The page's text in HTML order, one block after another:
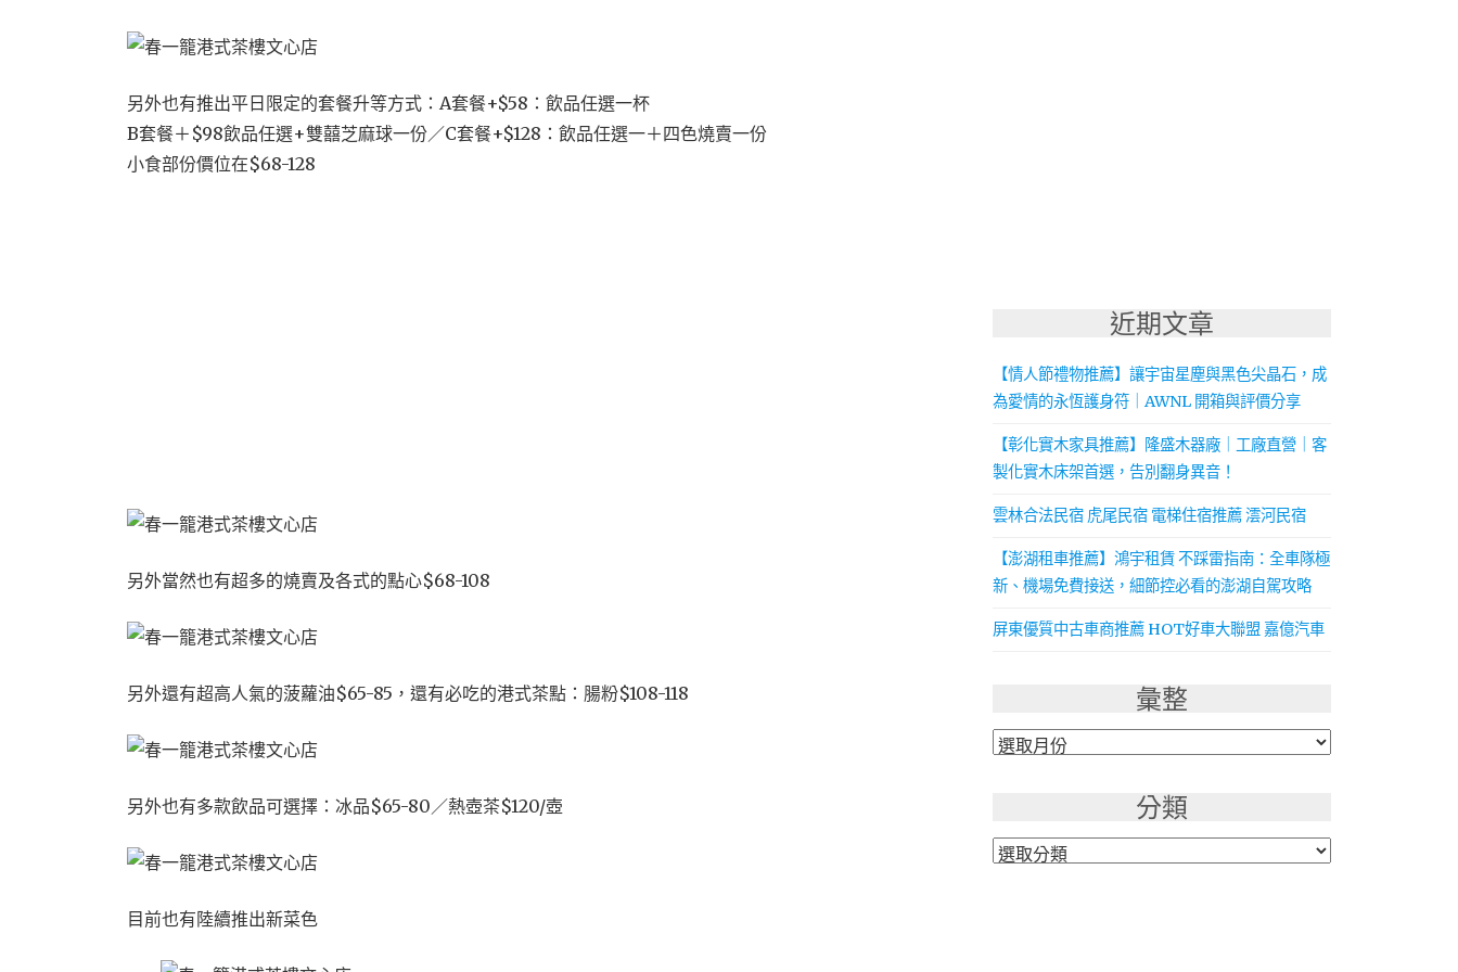
另外也有推出平日限定的套餐升等方式：A套餐+$58：飲品任選一杯
B套餐＋$98飲品任選+雙囍芝麻球一份／C套餐+$128：飲品任選一＋四色燒賣一份
小食部份價位在$68-128
另外當然也有超多的燒賣及各式的點心$68-108
另外還有超高人氣的菠蘿油$65-85，還有必吃的港式茶點：腸粉$108-118
另外也有多款飲品可選擇：冰品$65-80／熱壺茶$120/壺
目前也有陸續推出新菜色
近期文章
【情人節禮物推薦】讓宇宙星塵與黑色尖晶石，成
為愛情的永恆護身符｜AWNL 開箱與評價分享
【彰化實木家具推薦】隆盛木器廠｜工廠直營｜客
製化實木床架首選，告別翻身異音！
雲林合法民宿 虎尾民宿 電梯住宿推薦 澐河民宿
【澎湖租車推薦】鴻宇租賃 不踩雷指南：全車隊極
新、機場免費接送，細節控必看的澎湖自駕攻略
屏東優質中古車商推薦 HOT好車大聯盟 嘉億汽車
彙整
彙
分類
分